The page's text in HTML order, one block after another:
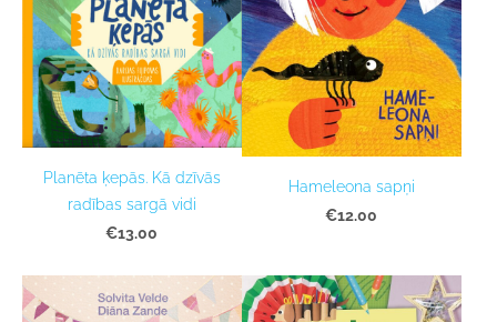
Planēta ķepās. Kā dzīvās
radības sargā vidi
€13.00
Hameleona sapņi
€12.00